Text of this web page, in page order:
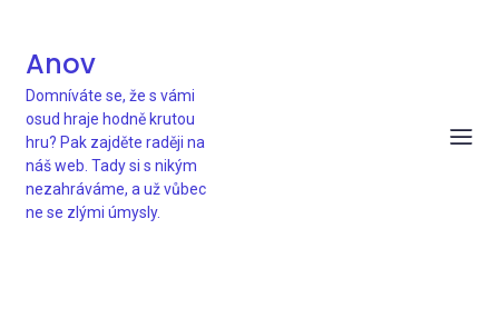
Anov
Domníváte se, že s vámi
osud hraje hodně krutou
hru? Pak zajděte raději na
náš web. Tady si s nikým
nezahráváme, a už vůbec
ne se zlými úmysly.